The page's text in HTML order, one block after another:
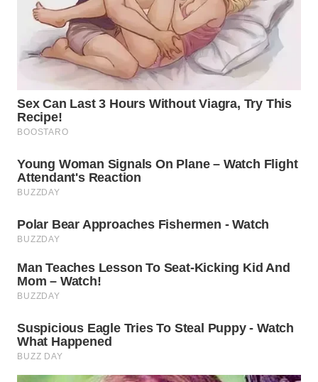
WN
CIREBON
INDRAMAYU
WN
WN
MAJALENGKA
WN
WN
SUKABUMI
WN
PURWAKARTA